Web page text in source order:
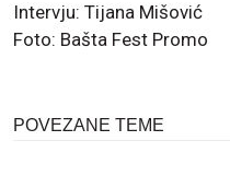
Intervju: Tijana Mišović
Foto: Bašta Fest Promo
POVEZANE TEME